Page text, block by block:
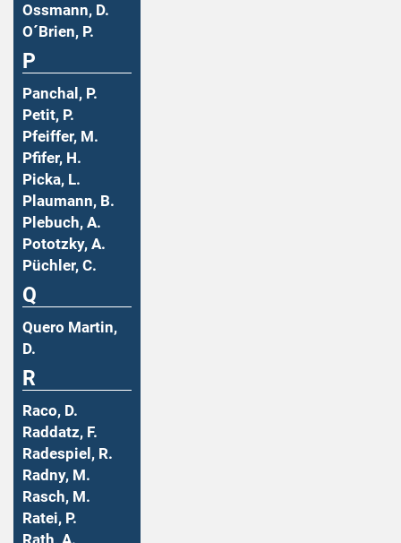
Ossmann, D.
O´Brien, P.
P
Panchal, P.
Petit, P.
Pfeiffer, M.
Pfifer, H.
Picka, L.
Plaumann, B.
Plebuch, A.
Pototzky, A.
Püchler, C.
Q
Quero Martin,
D.
R
Raco, D.
Raddatz, F.
Radespiel, R.
Radny, M.
Rasch, M.
Ratei, P.
Rath, A.